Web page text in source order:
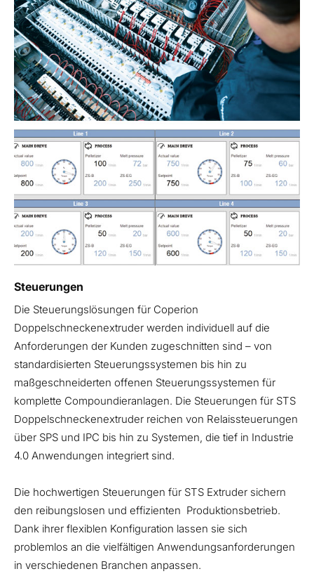
Steuerungen
Die Steuerungslösungen für Coperion
Doppelschneckenextruder werden individuell auf die
Anforderungen der Kunden zugeschnitten sind – von
standardisierten Steuerungssystemen bis hin zu
maßgeschneiderten offenen Steuerungssystemen für
komplette Compoundieranlagen. Die Steuerungen für STS
Doppelschneckenextruder reichen von Relaissteuerungen
über SPS und IPC bis hin zu Systemen, die tief in Industrie
4.0 Anwendungen integriert sind.
Die hochwertigen Steuerungen für STS Extruder sichern
den reibungslosen und effizienten Produktionsbetrieb.
Dank ihrer flexiblen Konfiguration lassen sie sich
problemlos an die vielfältigen Anwendungsanforderungen
in verschiedenen Branchen anpassen.